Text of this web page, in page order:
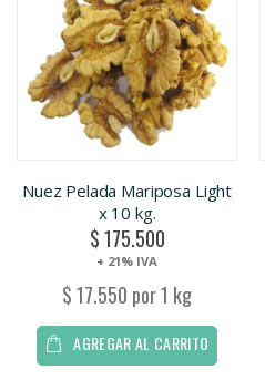
Nuez Pelada Mariposa Light
x 10 kg.
$ 175.500
+ 21% IVA
$ 17.550 por 1 kg
AGREGAR AL CARRITO